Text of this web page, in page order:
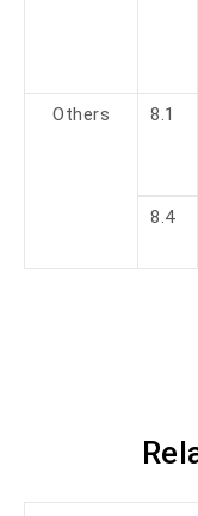
Others 8.1
8.4